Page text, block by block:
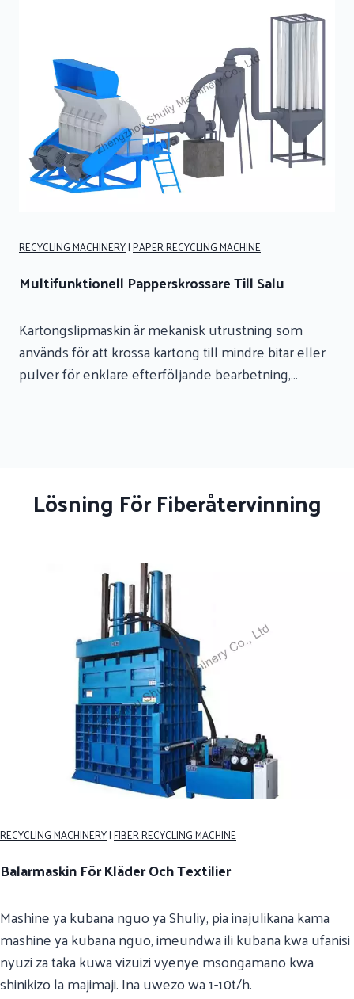
RECYCLING MACHINERY|PAPER RECYCLING MACHINE
Multifunktionell Papperskrossare Till Salu
Kartongslipmaskin är mekanisk utrustning som
används för att krossa kartong till mindre bitar eller
pulver för enklare efterföljande bearbetning,…
Lösning För Fiberåtervinning
RECYCLING MACHINERY|FIBER RECYCLING MACHINE
Balarmaskin För Kläder Och Textilier
Mashine ya kubana nguo ya Shuliy, pia inajulikana kama
mashine ya kubana nguo, imeundwa ili kubana kwa ufanisi
nyuzi za taka kuwa vizuizi vyenye msongamano kwa
shinikizo la majimaji. Ina uwezo wa 1-10t/h.